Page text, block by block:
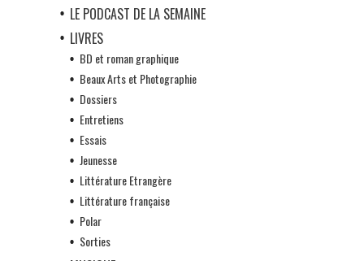
LE PODCAST DE LA SEMAINE
LIVRES
BD et roman graphique
Beaux Arts et Photographie
Dossiers
Entretiens
Essais
Jeunesse
Littérature Etrangère
Littérature française
Polar
Sorties